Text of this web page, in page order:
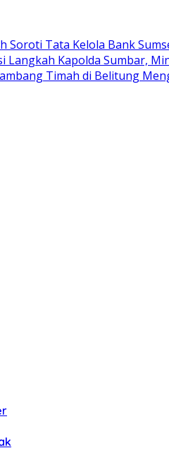
Soroti Tata Kelola Bank
Langkah Kapolda Sumbar,
Timah di Belitung